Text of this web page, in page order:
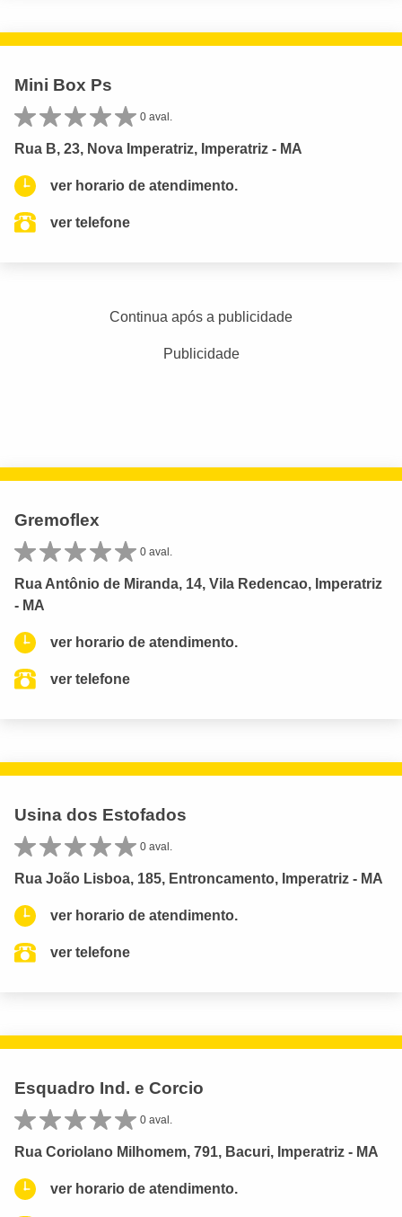
Mini Box Ps
0 aval.
Rua B, 23, Nova Imperatriz, Imperatriz - MA
ver horario de atendimento.
ver telefone
Continua após a publicidade
Publicidade
Gremoflex
0 aval.
Rua Antônio de Miranda, 14, Vila Redencao, Imperatriz
- MA
ver horario de atendimento.
ver telefone
Usina dos Estofados
0 aval.
Rua João Lisboa, 185, Entroncamento, Imperatriz - MA
ver horario de atendimento.
ver telefone
Esquadro Ind. e Corcio
0 aval.
Rua Coriolano Milhomem, 791, Bacuri, Imperatriz - MA
ver horario de atendimento.